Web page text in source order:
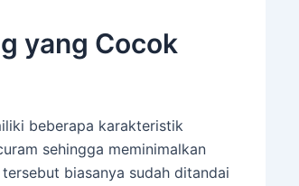
yang Cocok
beberapa karakteristik
sehingga meminimalkan
biasanya sudah ditandai